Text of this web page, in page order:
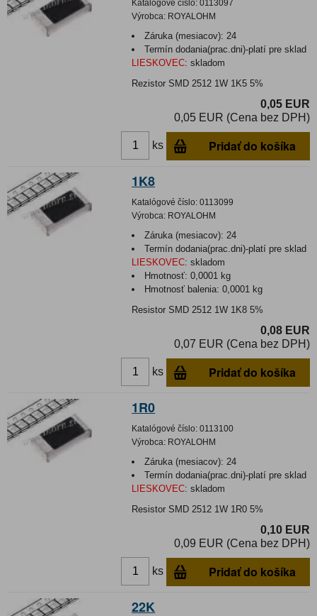
Katalógové číslo: 0113097
Výrobca: ROYALOHM
Záruka (mesiacov): 24
Termín dodania(prac.dni)-platí pre sklad
LIESKOVEC: skladom
Rezistor SMD 2512 1W 1K5 5%
0,05 EUR
0,05 EUR (Cena bez DPH)
ks Pridať do košíka
1K8
Katalógové číslo: 0113099
Výrobca: ROYALOHM
Záruka (mesiacov): 24
Termín dodania(prac.dni)-platí pre sklad
LIESKOVEC: skladom
Hmotnosť:0,0001 kg
Hmotnosť balenia:0,0001 kg
Resistor SMD 2512 1W 1K8 5%
0,08 EUR
0,07 EUR (Cena bez DPH)
ks Pridať do košíka
1R0
Katalógové číslo: 0113100
Výrobca: ROYALOHM
Záruka (mesiacov): 24
Termín dodania(prac.dni)-platí pre sklad
LIESKOVEC: skladom
Resistor SMD 2512 1W 1R0 5%
0,10 EUR
0,09 EUR (Cena bez DPH)
ks Pridať do košíka
22K